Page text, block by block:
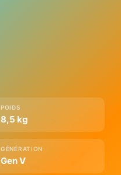
POIDS
8,5 kg
GÉNÉRATION
Gen V